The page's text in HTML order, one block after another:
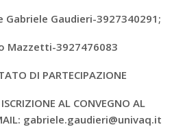
Gabriele Gaudieri-3927340291;
Mazzetti-3927476083
DI PARTECIPAZIONE
AL CONVEGNO AL
gabriele.gaudieri@univaq.it